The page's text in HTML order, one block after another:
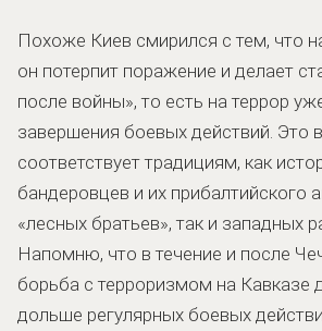
Похоже Киев смирился с тем, что
он потерпит поражение и делает
после войны», то есть на террор
завершения боевых действий. Это
соответствует традициям, как
бандеровцев и их прибалтийского
«лесных братьев», так и западных
Напомню, что в течение и после
борьба с терроризмом на Кавказе
дольше регулярных боевых